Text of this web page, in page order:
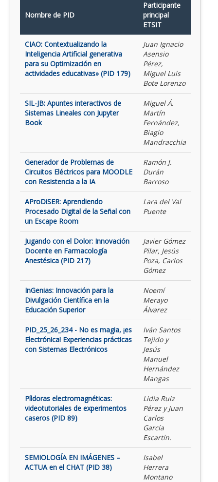
Nombre de PID
Participante
principal
ETSIT
CIAO: Contextualizando la
Inteligencia Artificial generativa
para su Optimización en
actividades educativas» (PID 179)
Juan Ignacio
Asensio
Pérez,
Miguel Luis
Bote Lorenzo
SIL-JB: Apuntes interactivos de
Sistemas Lineales con Jupyter
Book
Miguel Á.
Martín
Fernández,
Biagio
Mandracchia
Generador de Problemas de
Circuitos Eléctricos para MOODLE
con Resistencia a la IA
Ramón J.
Durán
Barroso
AProDiSER: Aprendiendo
Procesado Digital de la Señal con
un Escape Room
Lara del Val
Puente
Jugando con el Dolor: Innovación
Docente en Farmacología
Anestésica (PID 217)
Javier Gómez
Pilar, Jesús
Poza, Carlos
Gómez
InGenias: Innovación para la
Divulgación Científica en la
Educación Superior
Noemí
Merayo
Álvarez
PID_25_26_234 - No es magia, ¡es
Electrónica! Experiencias prácticas
con Sistemas Electrónicos
Iván Santos
Tejido y
Jesús
Manuel
Hernández
Mangas
Píldoras electromagnéticas:
videotutoriales de experimentos
caseros (PID 89)
Lidia Ruiz
Pérez y Juan
Carlos
García
Escartín.
SEMIOLOGÍA EN IMÁGENES –
ACTUA en el CHAT (PID 38)
Isabel
Herrera
Montano